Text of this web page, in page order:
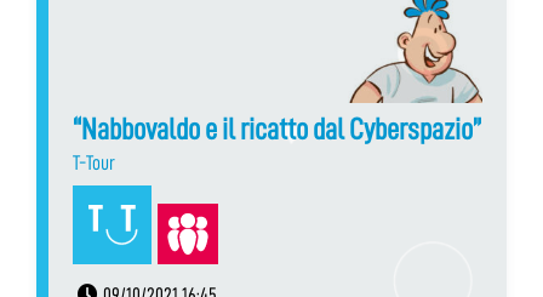
“Nabbovaldo e il ricatto dal Cyberspazio”
T-Tour